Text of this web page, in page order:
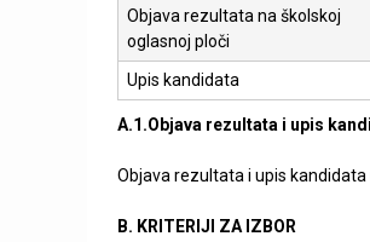
Objava rezultata na školskoj
oglasnoj ploči
Upis kandidata
A.1.Objava rezultata i upis
Objava rezultata i upis
B. KRITERIJI ZA IZBOR